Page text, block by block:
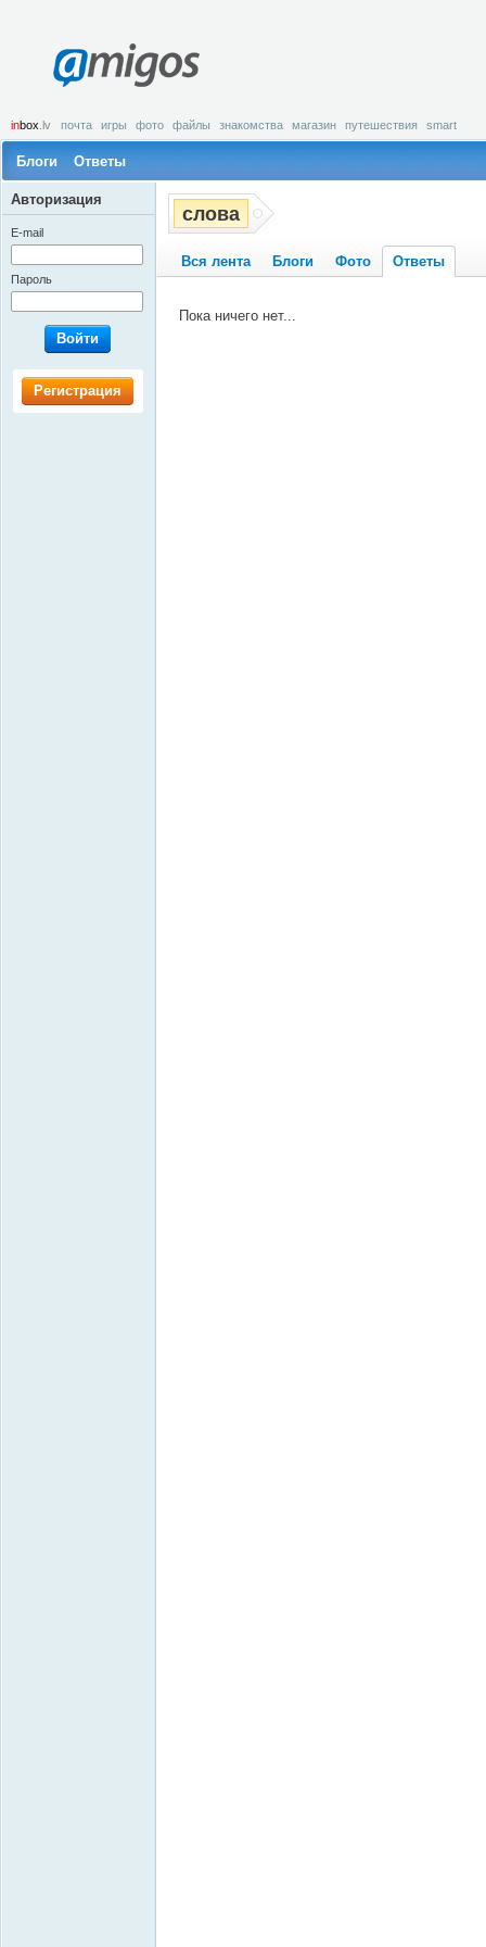
amigos
inbox .lv почта игры фото файлы знакомства магазин путешествия smart
Блоги Ответы
слова
Вся лента Блоги Фото Ответы
Пока ничего нет...
Авторизация
E-mail
Пароль
Войти
Регистрация